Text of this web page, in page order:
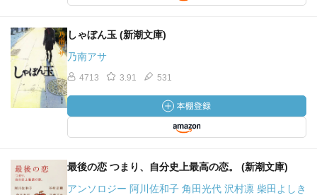
しゃぼん玉 (新潮文庫)
乃南アサ
4713 3.91 531
最後の恋 つまり、自分史上最高の恋。 (新潮文庫)
アンソロジー 阿川佐和子 角田光代 沢村凛 柴田よしき